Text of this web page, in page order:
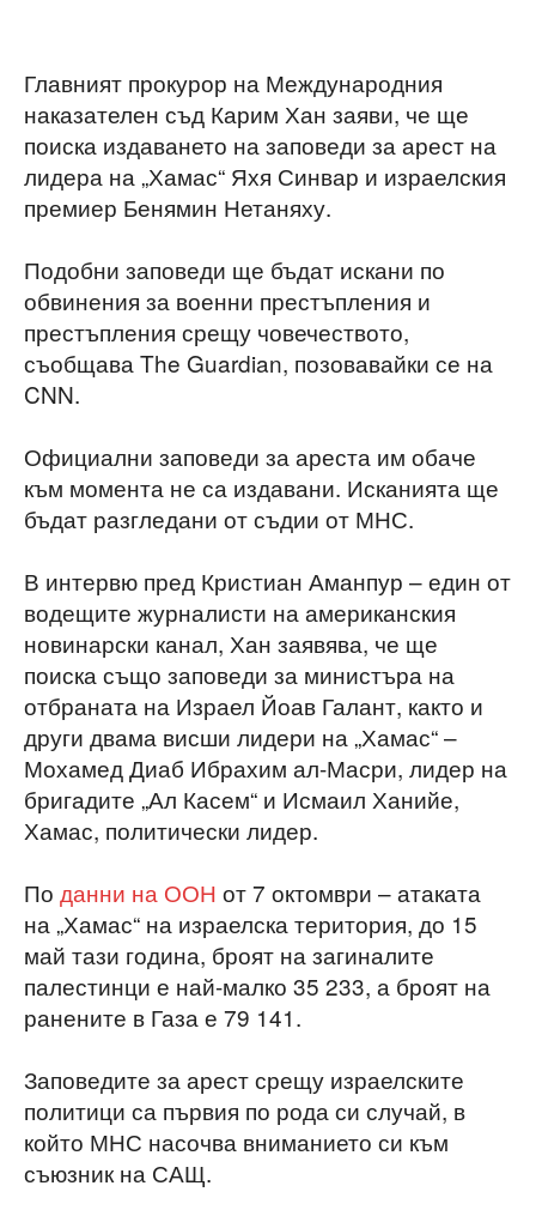
Главният прокурор на Международния
наказателен съд Карим Хан заяви, че ще
поиска издаването на заповеди за арест на
лидера на „Хамас“ Яхя Синвар и израелския
премиер Бенямин Нетаняху.
Подобни заповеди ще бъдат искани по
обвинения за военни престъпления и
престъпления срещу човечеството,
съобщава The Guardian, позовавайки се на
CNN.
Официални заповеди за ареста им обаче
към момента не са издавани. Исканията ще
бъдат разгледани от съдии от МНС.
В интервю пред Кристиан Аманпур – един от
водещите журналисти на американския
новинарски канал, Хан заявява, че ще
поиска също заповеди за министъра на
отбраната на Израел Йоав Галант, както и
други двама висши лидери на „Хамас“ –
Мохамед Диаб Ибрахим ал-Масри, лидер на
бригадите „Ал Касем“ и Исмаил Ханийе,
Хамас, политически лидер.
По данни на ООН от 7 октомври – атаката
на „Хамас“ на израелска територия, до 15
май тази година, броят на загиналите
палестинци е най-малко 35 233, а броят на
ранените в Газа е 79 141.
Заповедите за арест срещу израелските
политици са първия по рода си случай, в
който МНС насочва вниманието си към
съюзник на САЩ.